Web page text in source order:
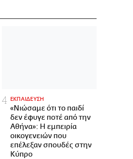
ΕΚΠΑΙΔΕΥΣΗ
«Νιώσαμε ότι το παιδί
δεν έφυγε ποτέ από την
Αθήνα»: Η εμπειρία
οικογενειών που
επέλεξαν σπουδές στην
Κύπρο